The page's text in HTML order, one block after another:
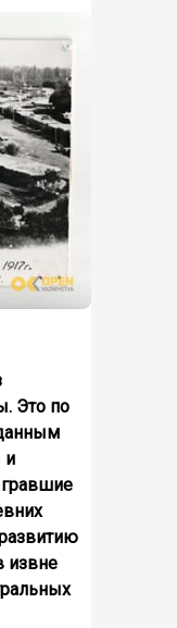
Это по
и
извне